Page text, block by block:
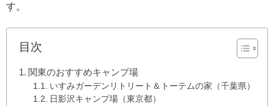
す。
目次
関東のおすすめキャンプ場
いすみガーデンリトリート＆トーテムの家（千葉県）
日影沢キャンプ場（東京都）